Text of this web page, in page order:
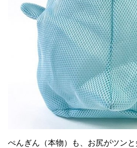
ぺんぎん（本物）も、お尻がツンと